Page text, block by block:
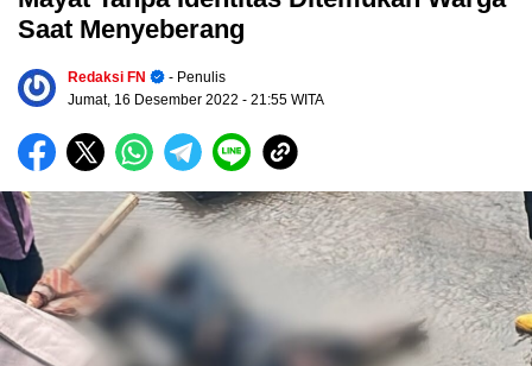
Saat Menyeberang
Redaksi FN
- Penulis
Jumat, 16 Desember 2022 - 21:55 WITA